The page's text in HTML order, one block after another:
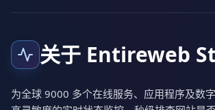
关于 Entireweb
为全球 9000 多个在线服务、应用程序及数字